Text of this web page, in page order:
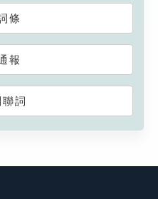
條
報
詞